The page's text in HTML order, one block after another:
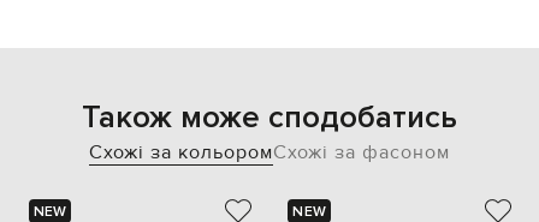
Також може сподобатись
Схожі за кольоромСхожі за фасоном
NEW
NEW